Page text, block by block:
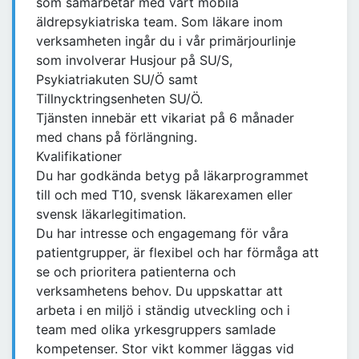
äldrepsykiatriska team. Som läkare inom
verksamheten ingår du i vår primärjourlinje
som involverar Husjour på SU/S,
Psykiatriakuten SU/Ö samt
Tillnycktringsenheten SU/Ö.
Tjänsten innebär ett vikariat på 6 månader
med chans på förlängning.
Kvalifikationer
Du har godkända betyg på läkarprogrammet
till och med T10, svensk läkarexamen eller
svensk läkarlegitimation.
Du har intresse och engagemang för våra
patientgrupper, är flexibel och har förmåga att
se och prioritera patienterna och
verksamhetens behov. Du uppskattar att
arbeta i en miljö i ständig utveckling och i
team med olika yrkesgruppers samlade
kompetenser. Stor vikt kommer läggas vid